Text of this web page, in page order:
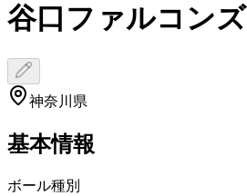
谷口ファルコンズ
神奈川県
基本情報
ボール種別